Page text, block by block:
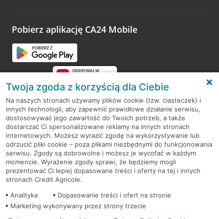
opinie.
Pobierz aplikację CA24 Mobile
RODO
Regulamin serwisu
Mapa serwisu
PolitykaCookies
Twoja zgoda z korzyścią dla Ciebie
Na naszych stronach używamy plików cookie (tzw. ciasteczek) i
innych technologii, aby zapewnić prawidłowe działanie serwisu,
dostosowywać jego zawartość do Twoich potrzeb, a także
dostarczać Ci spersonalizowane reklamy na innych stronach
internetowych. Możesz wyrazić zgodę na wykorzystywanie lub
odrzucić pliki cookie – poza plikami niezbędnymi do funkcjonowania
serwisu. Zgody są dobrowolne i możesz je wycofać w każdym
momencie. Wyrażenie zgody sprawi, że będziemy mogli
prezentować Ci lepiej dopasowane treści i oferty na tej i innych
stronach Credit Agricole.
Analityka
Dopasowanie treści i ofert na stronie
Marketing wykonywany przez strony trzecie